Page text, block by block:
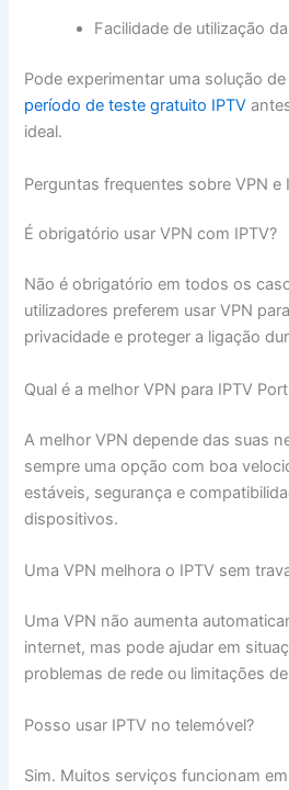
Facilidade de utilização
Pode experimentar uma solução
período de teste gratuito IPTV
ideal.
Perguntas frequentes sobre VPN e
É obrigatório usar VPN com IPTV?
Não é obrigatório em todos os
utilizadores preferem usar VPN
privacidade e proteger a ligação
Qual é a melhor VPN para IPTV
A melhor VPN depende das suas
sempre uma opção com boa
estáveis, segurança e
dispositivos.
Uma VPN melhora o IPTV sem
Uma VPN não aumenta
internet, mas pode ajudar em
problemas de rede ou limitações
Posso usar IPTV no telemóvel?
Sim. Muitos serviços funcionam